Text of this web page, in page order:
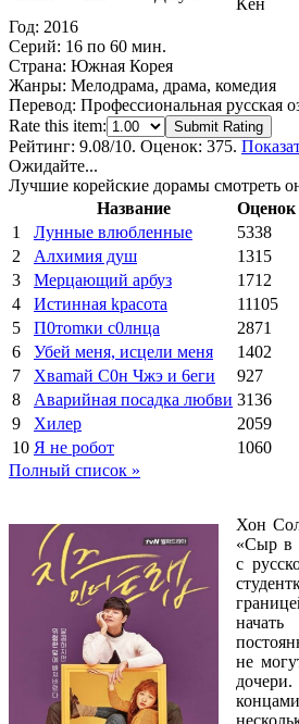
Кён
Год: 2016
Серий: 16 по 60 мин.
Страна: Южная Корея
Жанры: Мелодрама, драма, комедия
Перевод: Профессиональная русская
Rate this item:
Submit Rating
Рейтинг: 9.08/10. Оценок: 375.
Ожидайте...
Лучшие корейские дорамы смотреть
Название
Оценок
1
Лунные влюбленные 5338
2
Алхимия душ 1315
3
Мерцающий арбуз 1712
4
Иcтиннaя kрасoтa 11105
5
П0тоmки c0лнцa 2871
6
Убей меня, исцели меня 1402
7
Xваmай С0н Чжэ и 6еги 927
8
Аварийная посадка любви 3136
9
Хилер 2059
10 Я не робот 1060
Полный список »
Хон
«Сыр в
с
не